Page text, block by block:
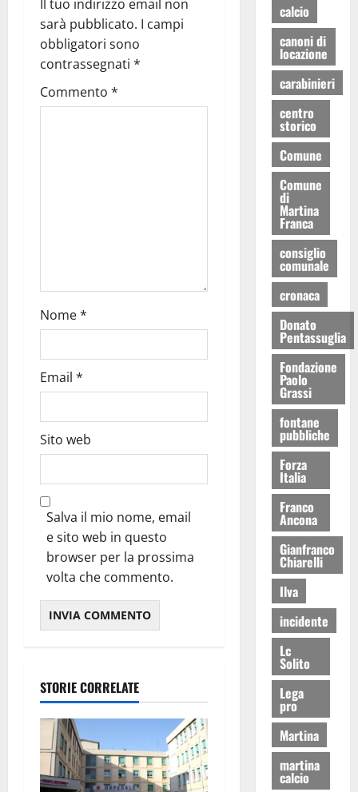
Il tuo indirizzo email non
sarà pubblicato. I campi
obbligatori sono
contrassegnati *
Commento *
Nome*
Email *
Sito web
Salva il mio nome, email
e sito web in questo
browser per la prossima
volta che commento.
STORIE CORRELATE
calcio
canoni di
locazione
carabinieri
centro
storico
Comune
Comune
di
Martina
Franca
consiglio
comunale
cronaca
Donato
Pentassuglia
Fondazione
Paolo
Grassi
fontane
pubbliche
Forza
Italia
Franco
Ancona
Gianfranco
Chiarelli
Ilva
incidente
Lc
Solito
Lega
pro
Martina
martina
calcio